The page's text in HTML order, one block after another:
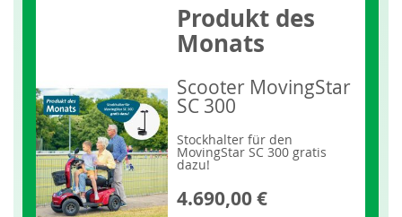
Produkt des
Monats
Scooter MovingStar
SC 300
Stockhalter für den
MovingStar SC 300 gratis
dazu!
4.690,00 €